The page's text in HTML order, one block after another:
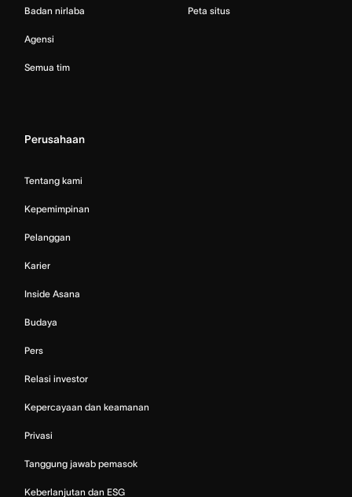
Badan nirlaba
Agensi
Semua tim
Peta situs
Perusahaan
Tentang kami
Kepemimpinan
Pelanggan
Karier
Inside Asana
Budaya
Pers
Relasi investor
Kepercayaan dan keamanan
Privasi
Tanggung jawab pemasok
Keberlanjutan dan ESG